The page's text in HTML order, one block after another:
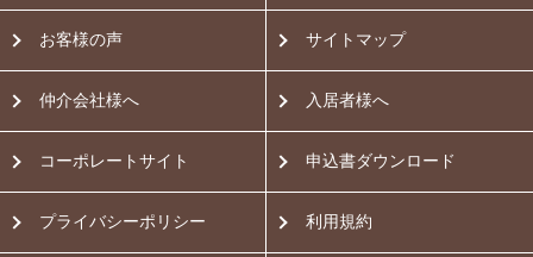
お客様の声 サイトマップ
仲介会社様へ 入居者様へ
コーポレートサイト 申込書ダウンロード
プライバシーポリシー 利用規約